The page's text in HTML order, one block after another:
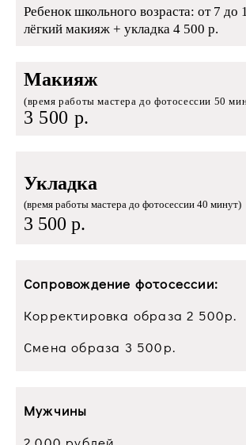
Ребенок школьного возраста: от 7 до
лёгкий макияж + укладка 4 500 р.
Макияж
(время работы мастера до фотосессии 50
3 500 р.
Укладка
(время работы мастера до фотосессии 40 минут)
3 500 р.
Сопровождение фотосессии:
Корректировка образа 2 500р.
Смена образа 3 500р.
Мужчины